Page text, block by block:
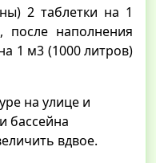
2 таблетки на 1
после наполнения
1 м3 (1000 литров)
на улице и
бассейна
вдвое.